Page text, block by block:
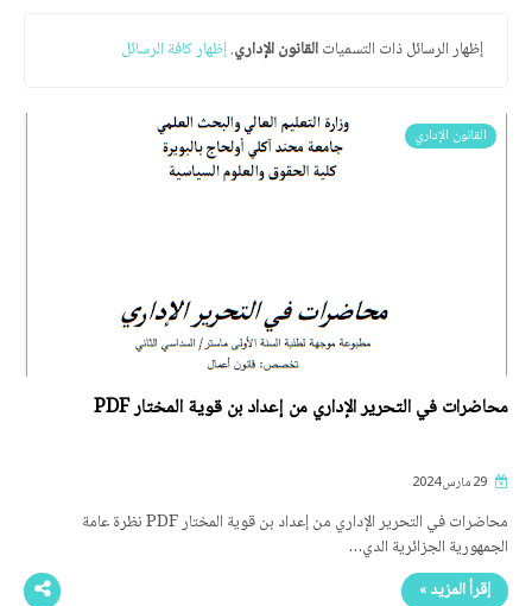
‏إظهار الرسائل ذات التسمياتالقانون الإداري.إظهار كافة الرسائل
القانون الإداري
محاضرات في التحرير الإداري من إعداد بن قوية المختار PDF
محاضرات في التحرير الإداري من إعداد بن قوية المختار PDF نظرة عامة
الجمهورية الجزائرية الدي…
إقرأ المزيد »